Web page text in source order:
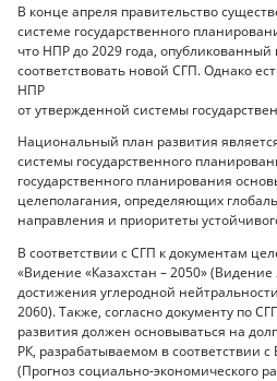
В конце апреля правительство
системе государственного
что НПР до 2029 года, опубликованный
соответствовать новой СГП. Однако
НПР
от утвержденной системы
Национальный план развития
системы государственного
государственного планирования
целеполагания, определяющих
направления и приоритеты
В соответствии с СГП к документам
«Видение «Казахстан – 2050» (Видение
достижения углеродной
2060). Также, согласно документу по
развития должен основываться на
РК, разрабатываемом в соответствии
(Прогноз социально-экономического